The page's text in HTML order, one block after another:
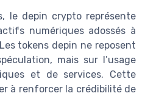
le depin crypto représente
numériques adossés à
tokens depin ne reposent
mais sur l’usage
et de services. Cette
à renforcer la crédibilité de